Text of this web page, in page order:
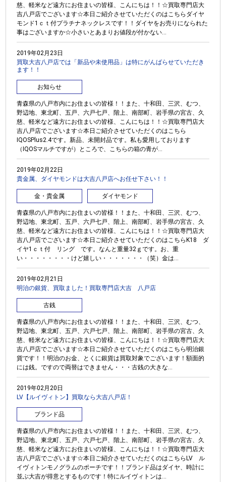
慈、軽米など遠方にお住まいの皆様、こんにちは！！☆買取専門店大
吉八戸店でございます☆本日ご紹介させていただくのはこちらダイヤ
モンド1ｃｔ付プラチナネックレスです！！ダイヤをお売りになられた
事はございますか☆小さいとあまりお値段が付かない...
2019年02月23日
買取大吉八戸店では「新品や未使用品」は特にがんばらせていただき
ます！！
お知らせ
青森県の八戸市内にお住まいの皆様！！また、十和田、三沢、むつ、
野辺地、東北町、五戸、六戸七戸、階上、南部町、岩手県の宮古、久
慈、軽米など遠方にお住まいの皆様、こんにちは！！☆買取専門店大
吉八戸店でございます☆本日ご紹介させていただくのはこちら
IQOSPlus2.4です。新品、未開封品です。私も愛用しております
（IQOSマルチですが）ところで、こちらの箱の青が...
2019年02月22日
貴金属、ダイヤモンドは大吉八戸店へお任せ下さい！！
金・貴金属 ダイヤモンド
青森県の八戸市内にお住まいの皆様！！また、十和田、三沢、むつ、
野辺地、東北町、五戸、六戸七戸、階上、南部町、岩手県の宮古、久
慈、軽米など遠方にお住まいの皆様、こんにちは！！☆買取専門店大
吉八戸店でございます☆本日ご紹介させていただくのはこちらK18 ダ
イヤ1ｃｔ付 リング です。なんと重量32ｇです。お、重
い・・・・・・・・けど嬉しい・・・・・・・（笑）金は...
2019年02月21日
明治の銀貨、買取ました！買取専門店大吉 八戸店
古銭
青森県の八戸市内にお住まいの皆様！！また、十和田、三沢、むつ、
野辺地、東北町、五戸、六戸七戸、階上、南部町、岩手県の宮古、久
慈、軽米など遠方にお住まいの皆様、こんにちは！！☆買取専門店大
吉八戸店でございます☆本日ご紹介させていただくのはこちら明治銀
貨です！！明治のお金、とくに銀貨は買取対象でございます！額面的
には銭。ですので両替はできません・・・古銭の大きな...
2019年02月20日
LV【ルイヴィトン】買取なら大吉八戸店！
ブランド品
青森県の八戸市内にお住まいの皆様！！また、十和田、三沢、むつ、
野辺地、東北町、五戸、六戸七戸、階上、南部町、岩手県の宮古、久
慈、軽米など遠方にお住まいの皆様、こんにちは！！☆買取専門店大
吉八戸店でございます☆本日ご紹介させていただくのはこちらLV ル
イヴィトンモノグラムのポーチです！！ブランド品はダイヤ、時計に
並ぶ大吉が得意とするものです！特にルイヴィトンは...